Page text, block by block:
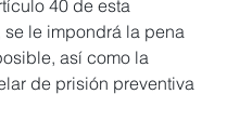
40 de esta
le impondrá la pena
así como la
de prisión preventiva